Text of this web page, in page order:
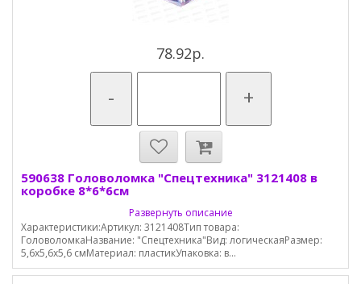
78.92р.
- +
590638 Головоломка "Спецтехника" 3121408 в
коробке 8*6*6см
Развернуть описание
Характеристики:Артикул: 3121408Тип товара:
ГоловоломкаНазвание: "Спецтехника"Вид: логическаяРазмер:
5,6х5,6х5,6 смМатериал: пластикУпаковка: в...